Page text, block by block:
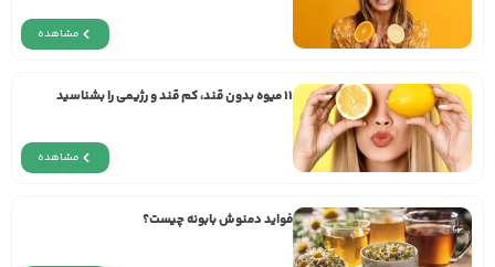
مشاهده
11 میوه‌ بدون قند، کم قند و رژیمی را بشناسید
مشاهده
فواید دمنوش بابونه چیست؟